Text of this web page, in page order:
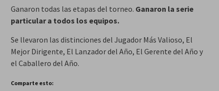
Ganaron todas las etapas del torneo. Ganaron la serie
particular a todos los equipos.
Se llevaron las distinciones del Jugador Más Valioso, El
Mejor Dirigente, El Lanzador del Año, El Gerente del Año y
el Caballero del Año.
Comparte esto: